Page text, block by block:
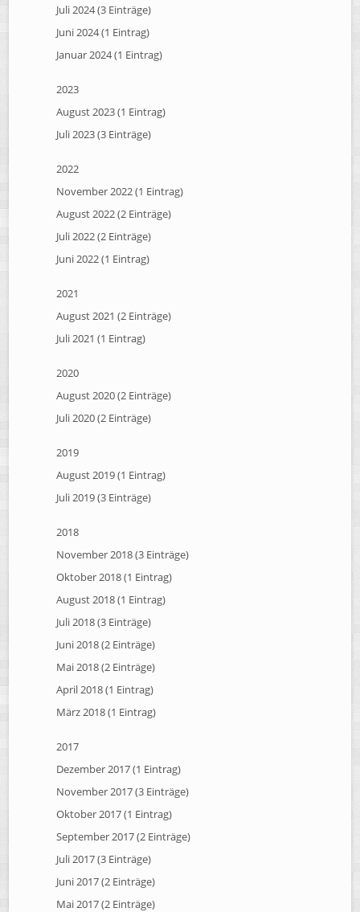
Juli 2024 (3 Einträge)
Juni 2024 (1 Eintrag)
Januar 2024 (1 Eintrag)
2023
August 2023 (1 Eintrag)
Juli 2023 (3 Einträge)
2022
November 2022 (1 Eintrag)
August 2022 (2 Einträge)
Juli 2022 (2 Einträge)
Juni 2022 (1 Eintrag)
2021
August 2021 (2 Einträge)
Juli 2021 (1 Eintrag)
2020
August 2020 (2 Einträge)
Juli 2020 (2 Einträge)
2019
August 2019 (1 Eintrag)
Juli 2019 (3 Einträge)
2018
November 2018 (3 Einträge)
Oktober 2018 (1 Eintrag)
August 2018 (1 Eintrag)
Juli 2018 (3 Einträge)
Juni 2018 (2 Einträge)
Mai 2018 (2 Einträge)
April 2018 (1 Eintrag)
März 2018 (1 Eintrag)
2017
Dezember 2017 (1 Eintrag)
November 2017 (3 Einträge)
Oktober 2017 (1 Eintrag)
September 2017 (2 Einträge)
Juli 2017 (3 Einträge)
Juni 2017 (2 Einträge)
Mai 2017 (2 Einträge)